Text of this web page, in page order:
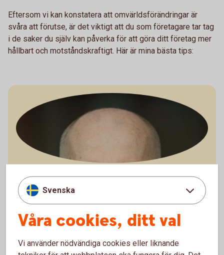
Eftersom vi kan konstatera att omvärldsförändringar är
svåra att förutse, är det viktigt att du som företagare tar tag
i de saker du själv kan påverka för att göra ditt företag mer
hållbart och motståndskraftigt. Här är mina bästa tips:
Jörgen Kennemar
Företagarekonom
Svenska
Våra cookies, ditt val
Vi använder nödvändiga cookies eller liknande